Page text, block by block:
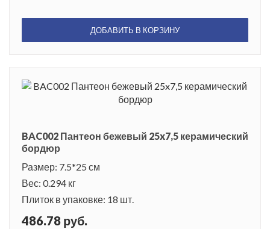
ДОБАВИТЬ В КОРЗИНУ
BAC002 Пантеон бежевый 25x7,5 керамический
бордюр
Размер: 7.5*25 см
Вес: 0.294 кг
Плиток в упаковке: 18 шт.
486.78 руб.